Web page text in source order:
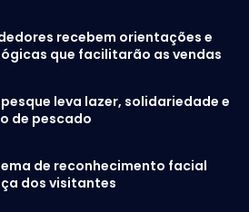
recebem orientações e
que facilitarão as vendas
leva lazer, solidariedade e
de pescado
de reconhecimento facial
dos visitantes